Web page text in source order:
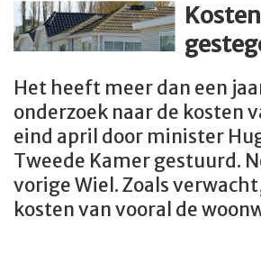
Het heeft meer dan een
onderzoek naar de kosten
eind april door minister
Tweede Kamer gestuurd.
vorige Wiel. Zoals
kosten van vooral de